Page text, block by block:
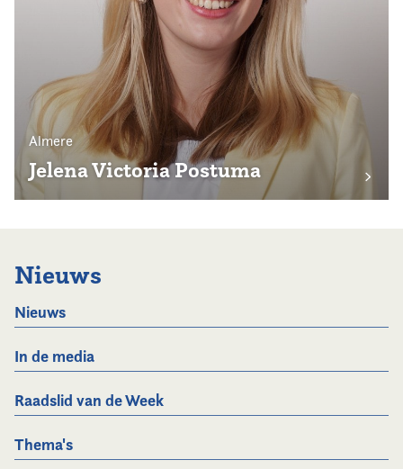
Almere
Jelena Victoria Postuma
Nieuws
Nieuws
In de media
Raadslid van de Week
Thema's